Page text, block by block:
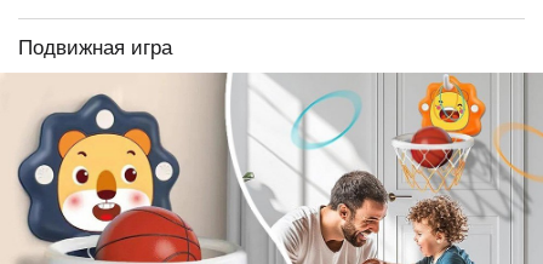
Подвижная игра